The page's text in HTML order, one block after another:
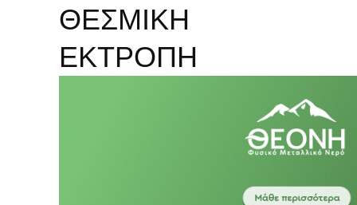
ΘΕΣΜΙΚΗ
ΕΚΤΡΟΠΗ